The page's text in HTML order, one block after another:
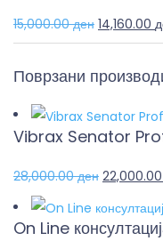
15,000.00ден 14,160.00
Поврзани
Vibrax Senator
28,000.00ден 22,000.00
On Line